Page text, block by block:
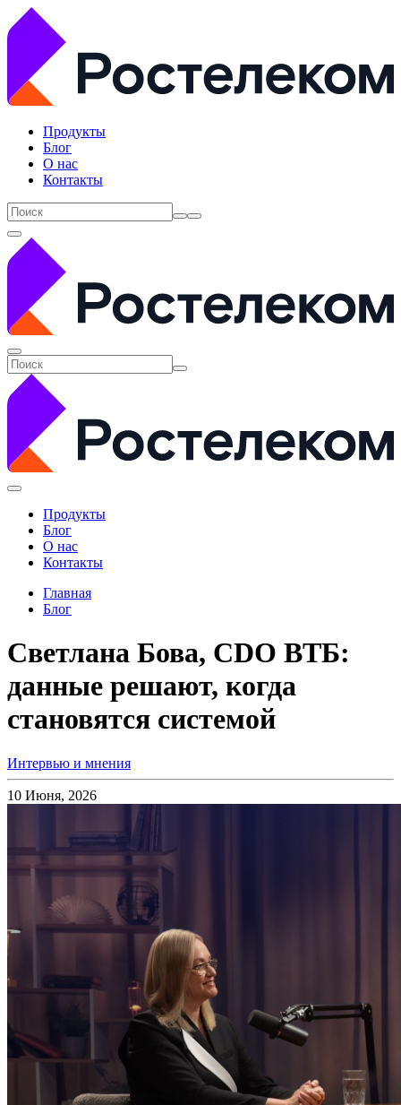
Продукты
Блог
О нас
Контакты
Продукты
Блог
О нас
Контакты
Главная
Блог
Светлана Бова, CDO ВТБ:
данные решают, когда
становятся системой
Интервью и мнения
10 Июня, 2026